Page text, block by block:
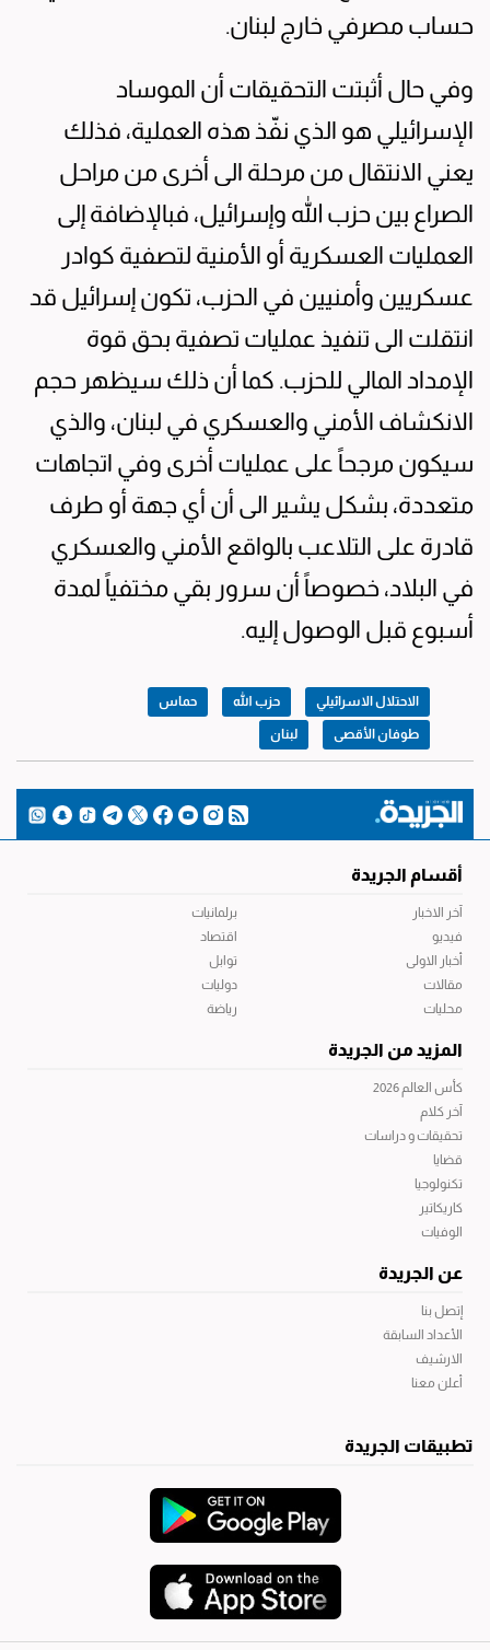
حساب مصرفي خارج لبنان.
وفي حال أثبتت التحقيقات أن الموساد
الإسرائيلي هو الذي نفّذ هذه العملية، فذلك
يعني الانتقال من مرحلة الى أخرى من مراحل
الصراع بين حزب الله وإسرائيل، فبالإضافة إلى
العمليات العسكرية أو الأمنية لتصفية كوادر
عسكريين وأمنيين في الحزب، تكون إسرائيل قد
انتقلت الى تنفيذ عمليات تصفية بحق قوة
الإمداد المالي للحزب. كما أن ذلك سيظهر حجم
الانكشاف الأمني والعسكري في لبنان، والذي
سيكون مرجحاً على عمليات أخرى وفي اتجاهات
متعددة، بشكل يشير الى أن أي جهة أو طرف
قادرة على التلاعب بالواقع الأمني والعسكري
في البلاد، خصوصاً أن سرور بقي مختفياً لمدة
أسبوع قبل الوصول إليه.
الاحتلال الاسرائيلي حزب الله حماس
طوفان الأقصى لبنان
أقسام الجريدة
آخر الاخبار
فيديو
أخبار الاولى
مقالات
محليات
برلمانيات
اقتصاد
توابل
دوليات
رياضة
المزيد من الجريدة
كأس العالم 2026
آخر كلام
تحقيقات و دراسات
قضايا
تكنولوجيا
كاريكاتير
الوفيات
عن الجريدة
إتصل بنا
الأعداد السابقة
الارشيف
أعلن معنا
تطبيقات الجريدة